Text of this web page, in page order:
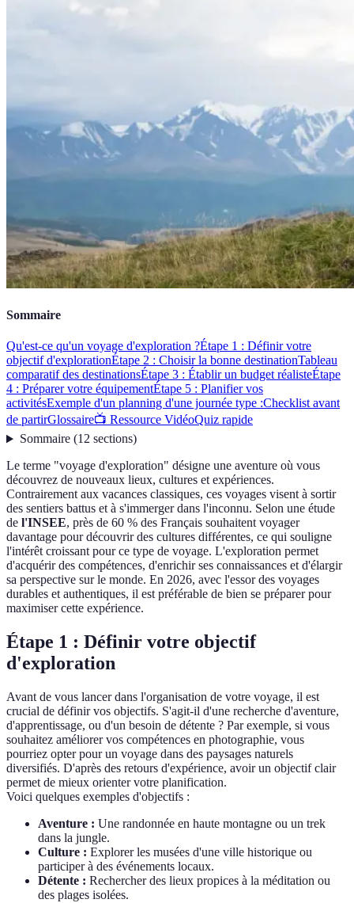
Sommaire
Qu'est-ce qu'un voyage d'exploration ?Étape 1 : Définir votre
objectif d'explorationÉtape 2 : Choisir la bonne destinationTableau
comparatif des destinationsÉtape 3 : Établir un budget réalisteÉtape
4 : Préparer votre équipementÉtape 5 : Planifier vos
activitésExemple d'un planning d'une journée type :Checklist avant
de partirGlossaire📺 Ressource VidéoQuiz rapide
Sommaire(12 sections)
Le terme "voyage d'exploration" désigne une aventure où vous
découvrez de nouveaux lieux, cultures et expériences.
Contrairement aux vacances classiques, ces voyages visent à sortir
des sentiers battus et à s'immerger dans l'inconnu. Selon une étude
de l'INSEE, près de 60 % des Français souhaitent voyager
davantage pour découvrir des cultures différentes, ce qui souligne
l'intérêt croissant pour ce type de voyage. L'exploration permet
d'acquérir des compétences, d'enrichir ses connaissances et d'élargir
sa perspective sur le monde. En 2026, avec l'essor des voyages
durables et authentiques, il est préférable de bien se préparer pour
maximiser cette expérience.
Étape 1 : Définir votre objectif
d'exploration
Avant de vous lancer dans l'organisation de votre voyage, il est
crucial de définir vos objectifs. S'agit-il d'une recherche d'aventure,
d'apprentissage, ou d'un besoin de détente ? Par exemple, si vous
souhaitez améliorer vos compétences en photographie, vous
pourriez opter pour un voyage dans des paysages naturels
diversifiés. D'après des retours d'expérience, avoir un objectif clair
permet de mieux orienter votre planification.
Voici quelques exemples d'objectifs :
Aventure : Une randonnée en haute montagne ou un trek
dans la jungle.
Culture : Explorer les musées d'une ville historique ou
participer à des événements locaux.
Détente : Rechercher des lieux propices à la méditation ou
des plages isolées.